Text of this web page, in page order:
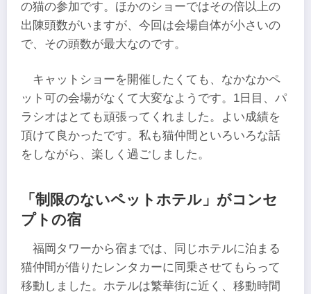
の猫の参加です。ほかのショーではその倍以上の
出陳頭数がいますが、今回は会場自体が小さいの
で、その頭数が最大なのです。
キャットショーを開催したくても、なかなかペ
ット可の会場がなくて大変なようです。1日目、パ
ラシオはとても頑張ってくれました。よい成績を
頂けて良かったです。私も猫仲間といろいろな話
をしながら、楽しく過ごしました。
「制限のないペットホテル」がコンセ
プトの宿
福岡タワーから宿までは、同じホテルに泊まる
猫仲間が借りたレンタカーに同乗させてもらって
移動しました。ホテルは繁華街に近く、移動時間